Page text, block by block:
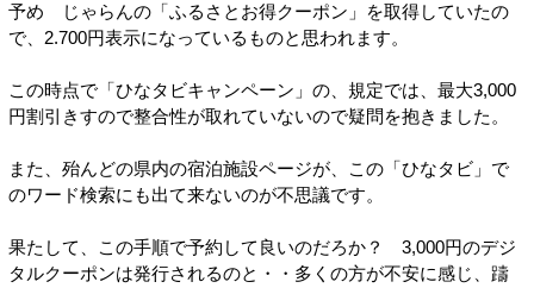
予め じゃらんの「ふるさとお得クーポン」を取得していたの
で、2.700円表示になっているものと思われます。
この時点で「ひなタビキャンペーン」の、規定では、最大3,000
円割引きすので整合性が取れていないので疑問を抱きました。
また、殆んどの県内の宿泊施設ページが、この「ひなタビ」で
のワード検索にも出て来ないのが不思議です。
果たして、この手順で予約して良いのだろか？ 3,000円のデジ
タルクーポンは発行されるのと・・多くの方が不安に感じ、躊